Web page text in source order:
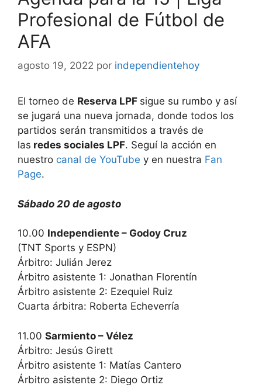
Profesional de Fútbol de
AFA
agosto 19, 2022 por independientehoy
El torneo de Reserva LPF sigue su rumbo y así
se jugará una nueva jornada, donde todos los
partidos serán transmitidos a través de
las redes sociales LPF. Seguí la acción en
nuestro canal de YouTube y en nuestra Fan
Page.
Sábado 20 de agosto
10.00 Independiente – Godoy Cruz
(TNT Sports y ESPN)
Árbitro: Julián Jerez
Árbitro asistente 1: Jonathan Florentín
Árbitro asistente 2: Ezequiel Ruiz
Cuarta árbitra: Roberta Echeverría
11.00 Sarmiento – Vélez
Árbitro: Jesús Girett
Árbitro asistente 1: Matías Cantero
Árbitro asistente 2: Diego Ortiz